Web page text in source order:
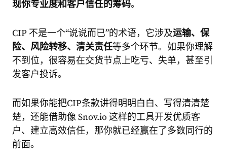
现你专业度和客户信任的筹码。
CIP 不是一个“说说而已”的术语，它涉及运输、保
险、风险转移、清关责任等多个环节。如果你理解
不到位，很容易在交货节点上吃亏、失单，甚至引
发客户投诉。
而如果你能把CIP条款讲得明明白白、写得清清楚
楚，还能借助像 Snov.io 这样的工具开发优质客
户、建立高效信任，那你就已经赢在了多数同行的
前面。